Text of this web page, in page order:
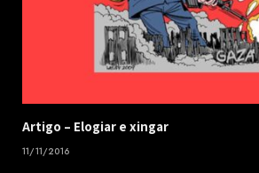
​Artigo – ​Elogiar e xingar
11/11/2016